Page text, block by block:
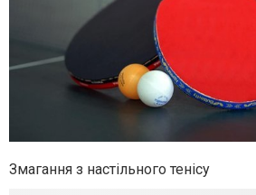
Змагання з настільного тенісу